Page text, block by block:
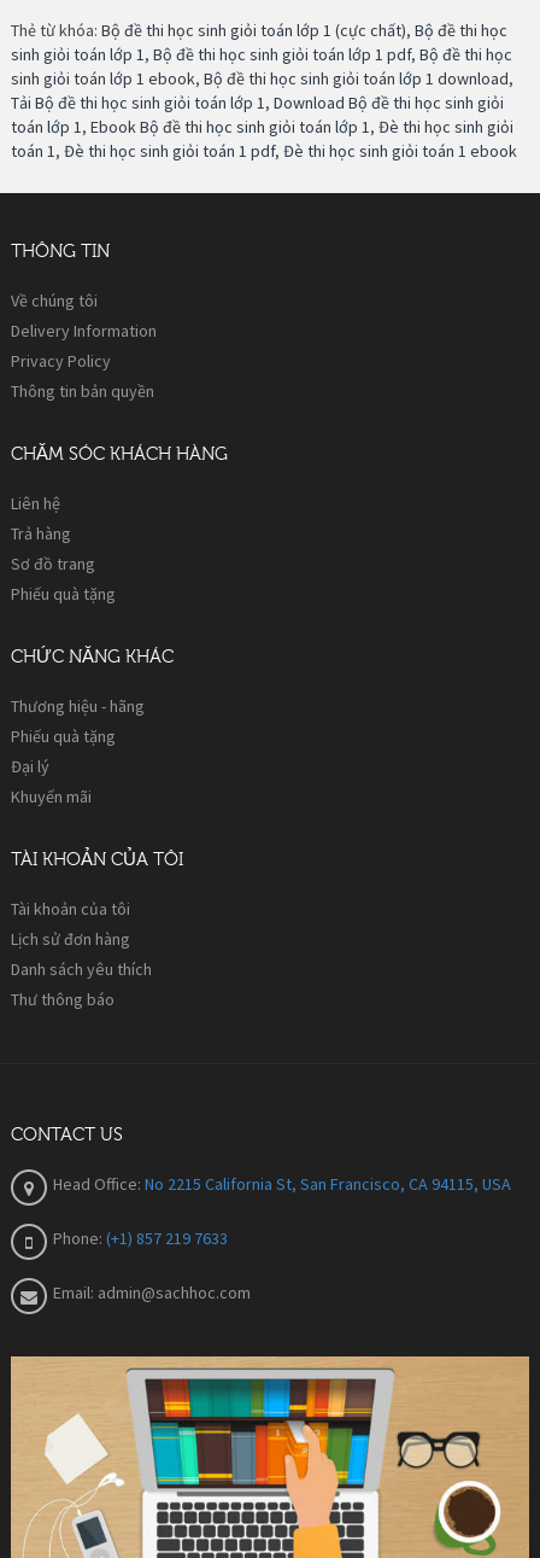
Thẻ từ khóa: Bộ đề thi học sinh giỏi toán lớp 1 (cực chất), Bộ đề thi học
sinh giỏi toán lớp 1, Bộ đề thi học sinh giỏi toán lớp 1 pdf, Bộ đề thi học
sinh giỏi toán lớp 1 ebook, Bộ đề thi học sinh giỏi toán lớp 1 download,
Tải Bộ đề thi học sinh giỏi toán lớp 1, Download Bộ đề thi học sinh giỏi
toán lớp 1, Ebook Bộ đề thi học sinh giỏi toán lớp 1, Đè thi học sinh giỏi
toán 1, Đè thi học sinh giỏi toán 1 pdf, Đè thi học sinh giỏi toán 1 ebook
THÔNG TIN
Về chúng tôi
Delivery Information
Privacy Policy
Thông tin bản quyền
CHĂM SÓC KHÁCH HÀNG
Liên hệ
Trả hàng
Sơ đồ trang
Phiếu quà tặng
CHỨC NĂNG KHÁC
Thương hiệu - hãng
Phiếu quà tặng
Đại lý
Khuyến mãi
TÀI KHOẢN CỦA TÔI
Tài khoản của tôi
Lịch sử đơn hàng
Danh sách yêu thích
Thư thông báo
CONTACT US
Head Office: No 2215 California St, San Francisco, CA 94115, USA
Phone: (+1) 857 219 7633
Email: admin@sachhoc.com